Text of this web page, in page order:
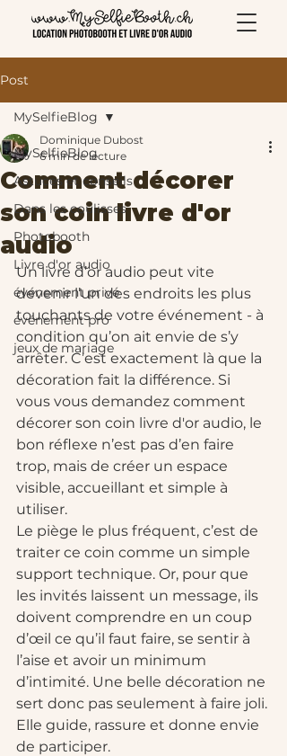
Post
MySelfieBlog
Astuces et conseils
Dans les coulisses
Photobooth
Livre d'or audio
événement privé
événement pro
jeux de mariage
MySelfieBlog
Comment décorer
son coin livre d'or
audio
Dominique Dubost
6 min de lecture
Un livre d’or audio peut vite
devenir l’un des endroits les plus
touchants de votre événement - à
condition qu’on ait envie de s’y
arrêter. C’est exactement là que la
décoration fait la différence. Si
vous vous demandez comment
décorer son coin livre d'or audio, le
bon réflexe n’est pas d’en faire
trop, mais de créer un espace
visible, accueillant et simple à
utiliser.
Le piège le plus fréquent, c’est de
traiter ce coin comme un simple
support technique. Or, pour que
les invités laissent un message, ils
doivent comprendre en un coup
d’œil ce qu’il faut faire, se sentir à
l’aise et avoir un minimum
d’intimité. Une belle décoration ne
sert donc pas seulement à faire joli.
Elle guide, rassure et donne envie
de participer.